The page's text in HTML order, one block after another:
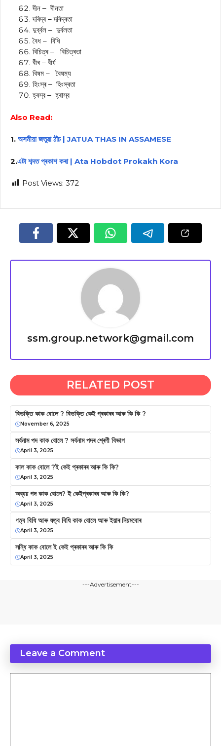
দীন – দীনতা
দৰিদ্ৰ – দৰিদ্ৰতা
দুৰ্ব্বল – দুৰ্বলতা
বৈধ – বিধি
বিচিত্ৰ – বিচিত্ৰতা
বীৰ – বীৰ্য
বিষম – বৈষম্য
হিংস্ৰ – হিংস্ৰতা
হ্ৰস্ব – হ্ৰাস্ব
Also Read:
1. অসমীয়া জতুৱা ঠাঁচ | JATUA THAS IN ASSAMESE
2.এটা শব্দত প্ৰকাশ কৰা | Ata Hobdot Prokakh Kora
Post Views: 372
ssm.group.network@gmail.com
RELATED POST
বিভক্তি কাক বোলে ? বিভক্তি কেই প্ৰকাৰৰ আৰু কি কি ?
November 6, 2025
সর্বনাম পদ কাক বােলে ? সৰ্বনাম পদৰ শ্ৰেণী বিভাগ
April 3, 2025
কাল কাক বোলে ?ই কেই প্ৰকাৰৰ আৰু কি কি?
April 3, 2025
অব্যয় পদ কাক বোলে? ই কেইপ্ৰকাৰৰ আৰু কি কি?
April 3, 2025
ণত্ব বিধি আৰু ষত্ব বিধি কাক বোলে আৰু ইয়াৰ নিয়মবোৰ
April 3, 2025
সন্ধি কাক বোলে ই কেই প্ৰকাৰৰ আৰু কি কি
April 3, 2025
---Advertisement---
Leave a Comment